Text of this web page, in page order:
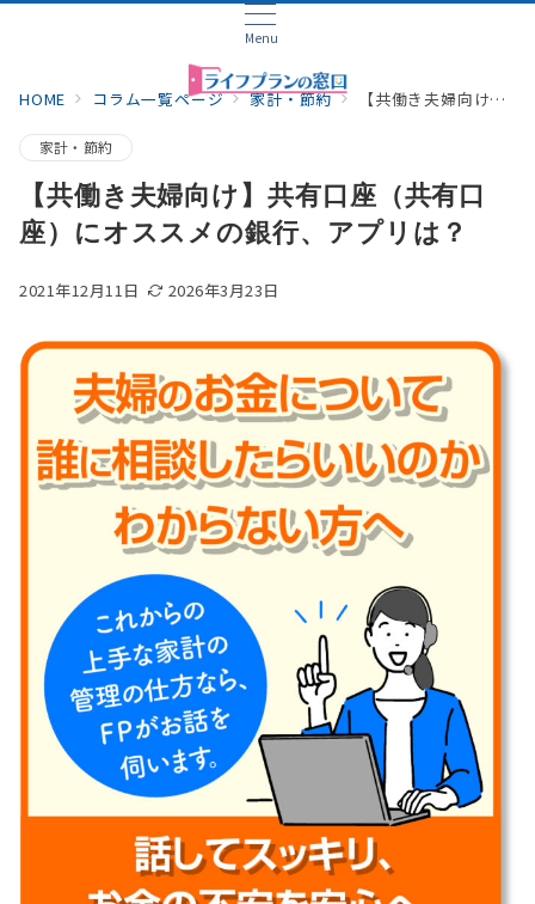
Menu
HOME コラム一覧ページ 家計・節約 【共働き夫婦向け】共有口座（共有口座）にオススメの銀行、アプリは？
家計・節約
【共働き夫婦向け】共有口座（共有口
座）にオススメの銀行、アプリは？
2021年12月11日 2026年3月23日